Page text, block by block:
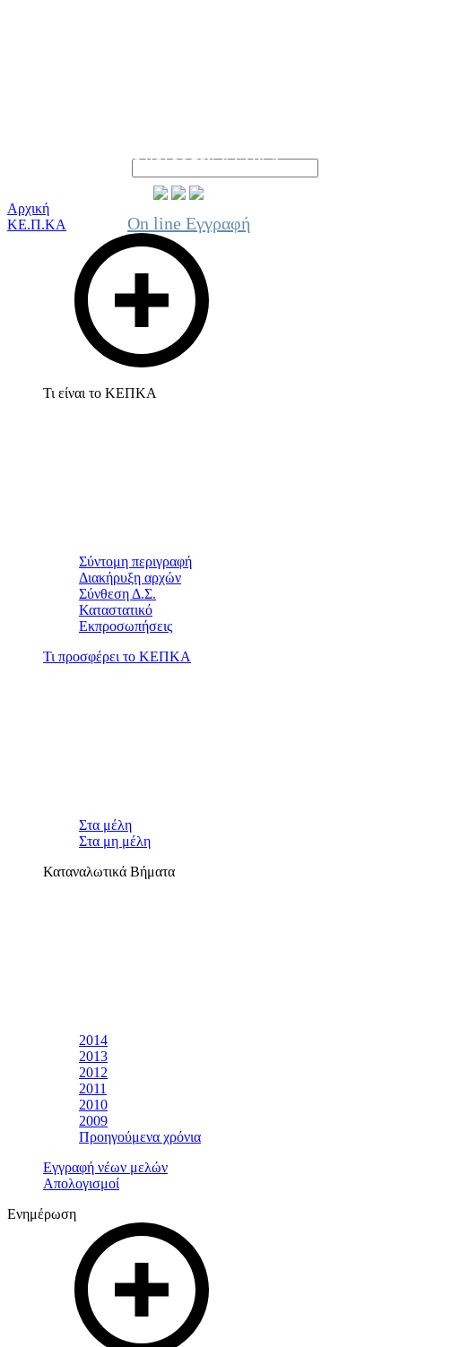
Γίνε μέλος του ΚΕΠΚΑ
On line Εγγραφή
Αρχική
ΚΕ.Π.ΚΑ
Τι είναι το ΚΕΠΚΑ
Σύντομη περιγραφή
Διακήρυξη αρχών
Σύνθεση Δ.Σ.
Καταστατικό
Εκπροσωπήσεις
Τι προσφέρει το ΚΕΠΚΑ
Στα μέλη
Στα μη μέλη
Καταναλωτικά Βήματα
2014
2013
2012
2011
2010
2009
Προηγούμενα χρόνια
Εγγραφή νέων μελών
Απολογισμοί
Ενημέρωση